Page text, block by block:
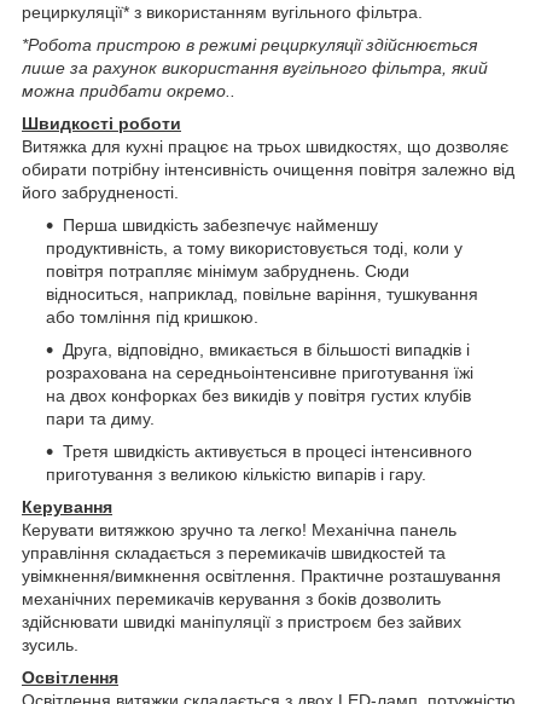
рециркуляції* з використанням вугільного фільтра.
*Робота пристрою в режимі рециркуляції здійснюється
лише за рахунок використання вугільного фільтра, який
можна придбати окремо..
Швидкості роботи
Витяжка для кухні працює на трьох швидкостях, що дозволяє
обирати потрібну інтенсивність очищення повітря залежно від
його забрудненості.
Перша швидкість забезпечує найменшу
продуктивність, а тому використовується тоді, коли у
повітря потрапляє мінімум забруднень. Сюди
відноситься, наприклад, повільне варіння, тушкування
або томління під кришкою.
Друга, відповідно, вмикається в більшості випадків і
розрахована на середньоінтенсивне приготування їжі
на двох конфорках без викидів у повітря густих клубів
пари та диму.
Третя швидкість активується в процесі інтенсивного
приготування з великою кількістю випарів і гару.
Керування
Керувати витяжкою зручно та легко! Механічна панель
управління складається з перемикачів швидкостей та
увімкнення/вимкнення освітлення. Практичне розташування
механічних перемикачів керування з боків дозволить
здійснювати швидкі маніпуляції з пристроєм без зайвих
зусиль.
Освітлення
Освітлення витяжки складається з двох LED-ламп, потужністю